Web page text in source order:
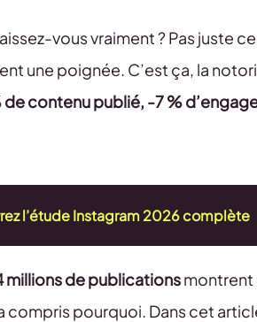
vous vraiment ? Pas juste
une poignée. C’est ça, la
de contenu publié, -7 %
l’étude Instagram 2026 complète
millions de publicationsmontrent
compris pourquoi. Dans cet